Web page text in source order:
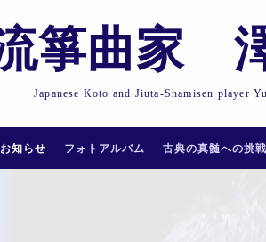
箏曲家
Japanese Koto and Jiuta-Shamisen player
お知らせ フォトアルバム 古典の真髄への挑